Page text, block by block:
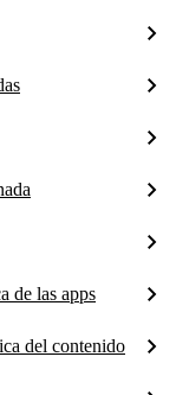
de las apps
del contenido